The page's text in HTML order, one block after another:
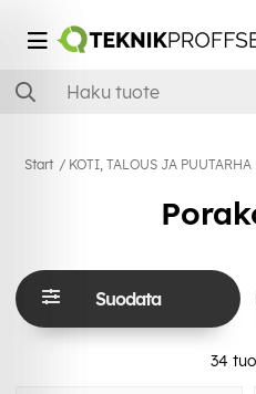
Start KOTI, TALOUS JA PUUTARHA
Suodata
34